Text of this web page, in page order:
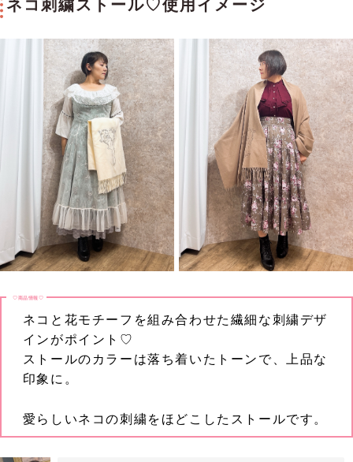
ネコ刺繍ストール♡使用イメージ
♡商品情報♡
ネコと花モチーフを組み合わせた繊細な刺繍デザ
インがポイント♡
ストールのカラーは落ち着いたトーンで、上品な
印象に。
愛らしいネコの刺繍をほどこしたストールです。